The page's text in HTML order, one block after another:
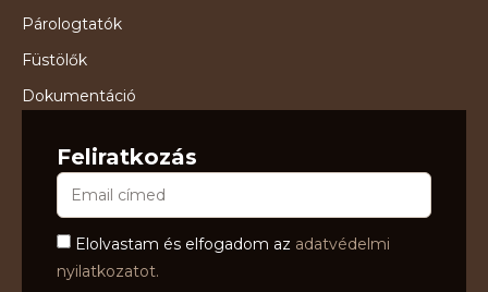
Párologtatók
Füstölők
Dokumentáció
Feliratkozás
Elolvastam és elfogadom az adatvédelmi
nyilatkozatot.